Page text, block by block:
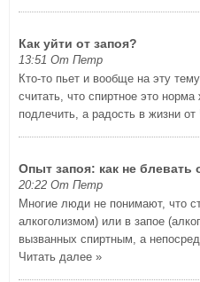
Как уйти от запоя?
13:51 От Петр
Кто-то пьет и вообще на эту
считать, что спиртное это
подлечить, а радость в жизни от
Опыт запоя: как не блевать
20:22 От Петр
Многие люди не понимают, что
алкоголизмом) или в запое
вызванных спиртным, а
Читать далее »